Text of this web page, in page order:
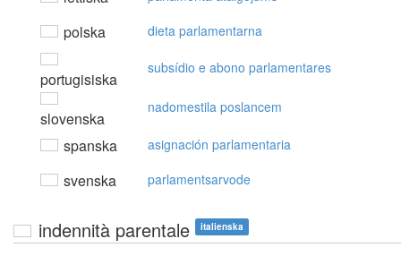
polska dieta parlamentarna
portugisiska
subsídio e abono parlamentares
slovenska
nadomestila poslancem
spanska asignación parlamentaria
svenska parlamentsarvode
indennità parentale italienska